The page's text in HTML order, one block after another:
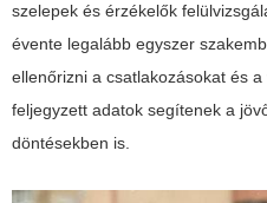
szelepek és érzékelők
évente legalább egyszer
ellenőrizni a csatlakozásokat és
feljegyzett adatok segítenek a
döntésekben is.